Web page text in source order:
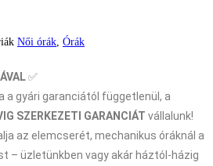
Női órák, Órák
✅
a gyári garanciától függetlenül, a
SZERKEZETI GARANCIÁT vállalunk!
az elemcserét, mechanikus óráknál a
– üzletünkben vagy akár háztól-házig